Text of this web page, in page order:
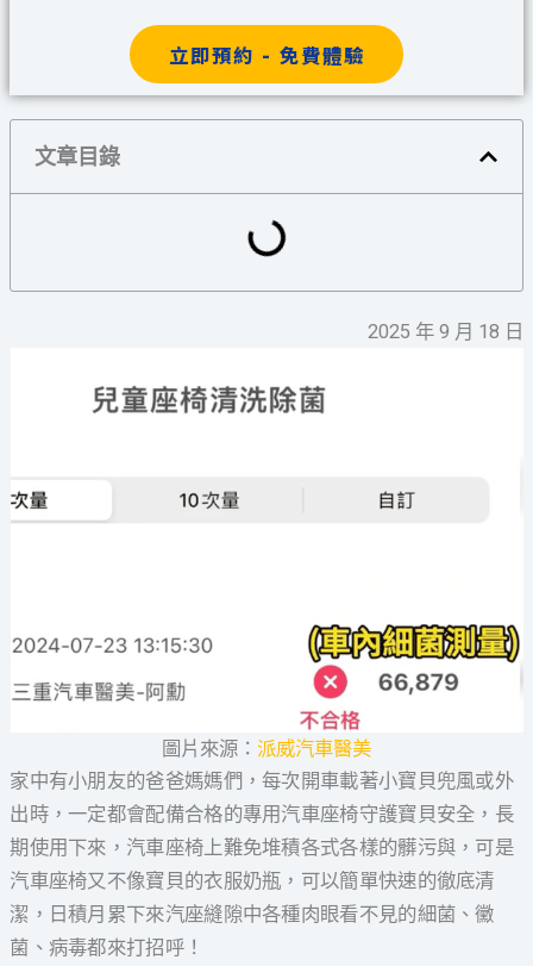
立即預約 - 免費體驗
文章目錄
2025 年 9 月 18 日
圖片來源： 派威汽車醫美
家中有小朋友的爸爸媽媽們，每次開車載著小寶貝兜風或外
出時，一定都會配備合格的專用汽車座椅守護寶貝安全，長
期使用下來，汽車座椅上難免堆積各式各樣的髒污與，可是
汽車座椅又不像寶貝的衣服奶瓶，可以簡單快速的徹底清
潔，日積月累下來汽座縫隙中各種肉眼看不見的細菌、黴
菌、病毒都來打招呼！